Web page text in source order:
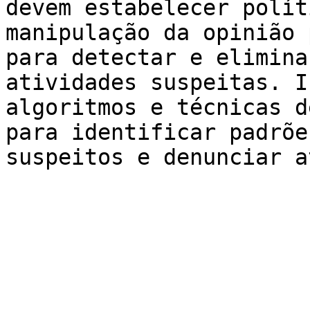
devem estabelecer
manipulação da
para detectar e
atividades suspeitas.
algoritmos e técnicas
para identificar